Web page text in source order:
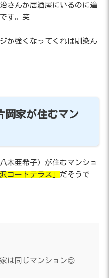
さんが居酒屋にいるのに違
す。笑
が強くなってくれば馴染ん
岡家が住むマン
木亜希子）が住むマンショ
コートテラス」 だそうで
は同じマンション😊